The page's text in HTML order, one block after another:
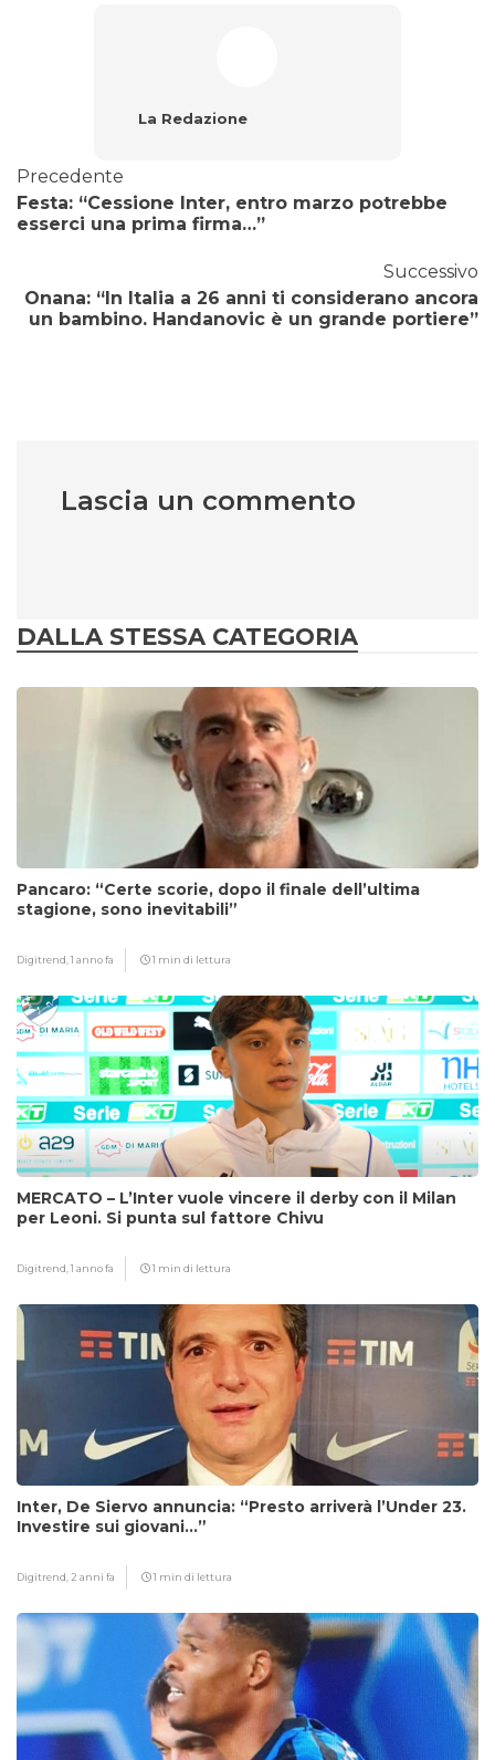
La Redazione
Precedente
Festa: “Cessione Inter, entro marzo potrebbe
esserci una prima firma…”
Successivo
Onana: “In Italia a 26 anni ti considerano ancora
un bambino. Handanovic è un grande portiere”
Lascia un commento
DALLA STESSA CATEGORIA
Pancaro: “Certe scorie, dopo il finale dell’ultima
stagione, sono inevitabili”
Digitrend,1 anno fa 1 min di lettura
MERCATO – L’Inter vuole vincere il derby con il Milan
per Leoni. Si punta sul fattore Chivu
Digitrend,1 anno fa 1 min di lettura
Inter, De Siervo annuncia: “Presto arriverà l’Under 23.
Investire sui giovani…”
Digitrend, 2 anni fa 1 min di lettura